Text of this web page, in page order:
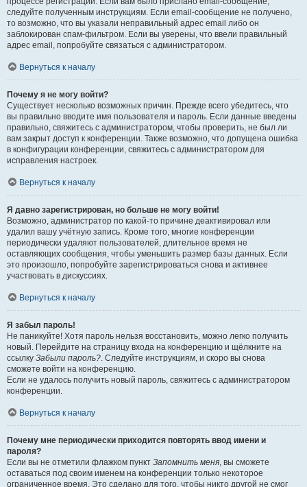
следуйте полученным инструкциям. Если email-сообщение не получено,
то возможно, что вы указали неправильный адрес email либо он
заблокирован спам-фильтром. Если вы уверены, что ввели правильный
адрес email, попробуйте связаться с администратором.
Вернуться к началу
Почему я не могу войти?
Существует несколько возможных причин. Прежде всего убедитесь, что
вы правильно вводите имя пользователя и пароль. Если данные введены
правильно, свяжитесь с администратором, чтобы проверить, не был ли
вам закрыт доступ к конференции. Также возможно, что допущена ошибка
в конфигурации конференции, свяжитесь с администратором для
исправления настроек.
Вернуться к началу
Я давно зарегистрирован, но больше не могу войти!
Возможно, администратор по какой-то причине деактивировал или
удалил вашу учётную запись. Кроме того, многие конференции
периодически удаляют пользователей, длительное время не
оставляющих сообщения, чтобы уменьшить размер базы данных. Если
это произошло, попробуйте зарегистрироваться снова и активнее
участвовать в дискуссиях.
Вернуться к началу
Я забыл пароль!
Не паникуйте! Хотя пароль нельзя восстановить, можно легко получить
новый. Перейдите на страницу входа на конференцию и щёлкните на
ссылку Забыли пароль?. Следуйте инструкциям, и скоро вы снова
сможете войти на конференцию.
Если не удалось получить новый пароль, свяжитесь с администратором
конференции.
Вернуться к началу
Почему мне периодически приходится повторять ввод имени и
пароля?
Если вы не отметили флажком пункт Запомнить меня, вы сможете
оставаться под своим именем на конференции только некоторое
ограниченное время. Это сделано для того, чтобы никто другой не смог